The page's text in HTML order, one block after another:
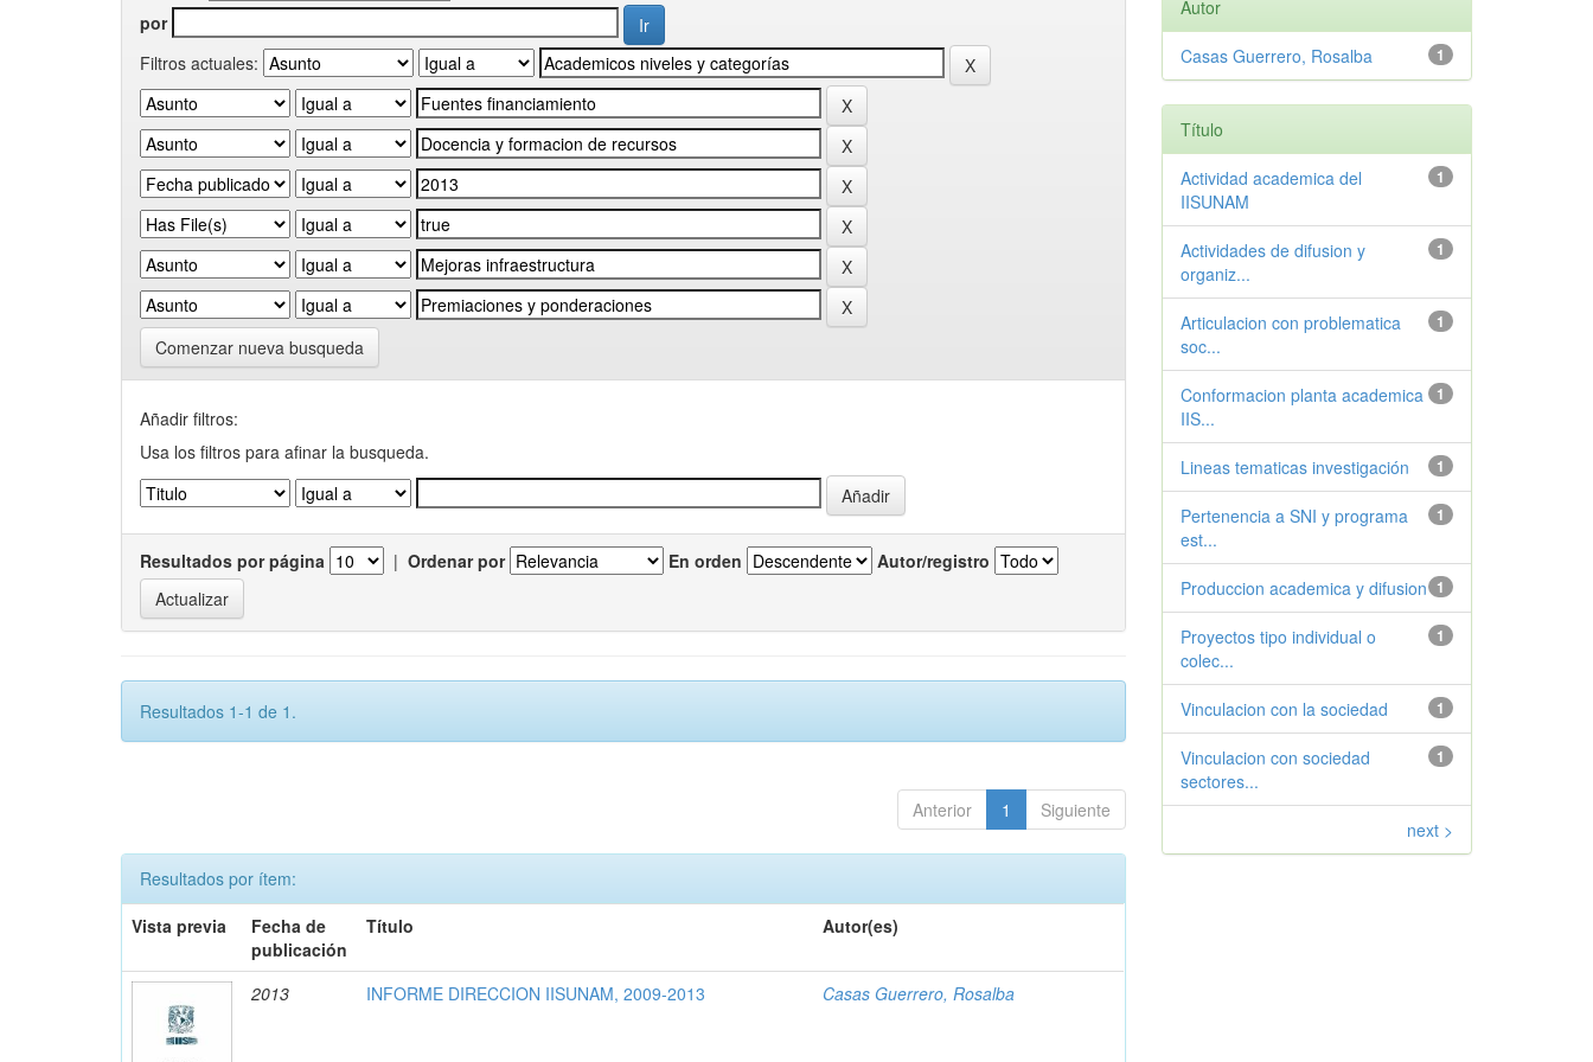
por
Filtros actuales:
Comenzar nueva busqueda
Añadir filtros:
Usa los filtros para afinar la busqueda.
Resultados por página | Ordenar por En orden Autor/registro
Resultados 1-1 de 1.
Anterior 1 Siguiente
Resultados por ítem:
Vista previa
Fecha de
publicación
Título Autor(es)
2013 INFORME DIRECCION IISUNAM, 2009-2013 Casas Guerrero, Rosalba
Autor
1
Casas Guerrero, Rosalba
Título
1
Actividad academica del
IISUNAM
1
Actividades de difusion y
organiz...
1
Articulacion con problematica
soc...
1
Conformacion planta academica
IIS...
1
Lineas tematicas investigación
1
Pertenencia a SNI y programa
est...
1
Produccion academica y difusion
1
Proyectos tipo individual o
colec...
1
Vinculacion con la sociedad
1
Vinculacion con sociedad
sectores...
next >